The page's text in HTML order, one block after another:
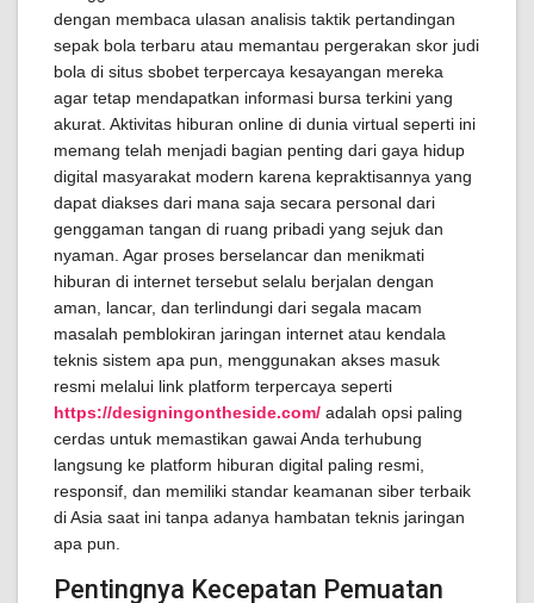
dengan membaca ulasan analisis taktik pertandingan
sepak bola terbaru atau memantau pergerakan skor judi
bola di situs sbobet terpercaya kesayangan mereka
agar tetap mendapatkan informasi bursa terkini yang
akurat. Aktivitas hiburan online di dunia virtual seperti ini
memang telah menjadi bagian penting dari gaya hidup
digital masyarakat modern karena kepraktisannya yang
dapat diakses dari mana saja secara personal dari
genggaman tangan di ruang pribadi yang sejuk dan
nyaman. Agar proses berselancar dan menikmati
hiburan di internet tersebut selalu berjalan dengan
aman, lancar, dan terlindungi dari segala macam
masalah pemblokiran jaringan internet atau kendala
teknis sistem apa pun, menggunakan akses masuk
resmi melalui link platform terpercaya seperti
https://designingontheside.com/ adalah opsi paling
cerdas untuk memastikan gawai Anda terhubung
langsung ke platform hiburan digital paling resmi,
responsif, dan memiliki standar keamanan siber terbaik
di Asia saat ini tanpa adanya hambatan teknis jaringan
apa pun.
Pentingnya Kecepatan Pemuatan